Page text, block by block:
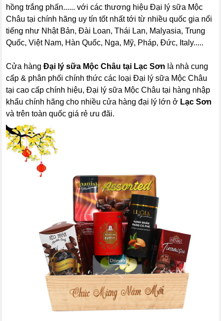
hồng trắng phấn...... với các thương hiệu Đại lý sữa Mộc
Châu tại chính hãng uy tín tốt nhất tới từ nhiều quốc gia nổi
tiếng như Nhật Bản, Đài Loan, Thái Lan, Malyasia, Trung
Quốc, Việt Nam, Hàn Quốc, Nga, Mỹ, Pháp, Đức, Italy.....
Cửa hàngĐại lý sữa Mộc Châu tại Lạc Sơn là nhà cung
cấp & phân phối chính thức các loại Đại lý sữa Mộc Châu
tại cao cấp chính hiệu, Đại lý sữa Mộc Châu tại hàng nhập
khẩu chính hãng cho nhiều cửa hàng đại lý lớn ở Lạc Sơn
và trên toàn quốc giá rẻ ưu đãi.